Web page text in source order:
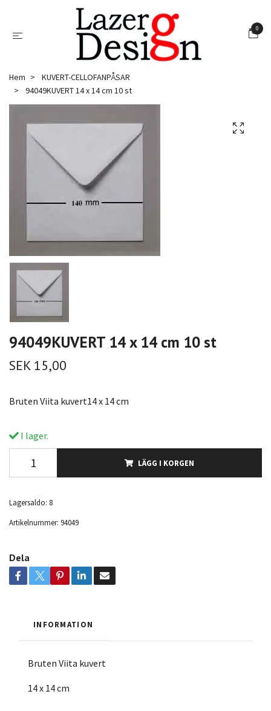
0
Hem
KUVERT-CELLOFANPÅSAR
94049KUVERT 14 x 14 cm 10 st
94049KUVERT 14 x 14 cm 10 st
SEK 15,00
Bruten Viita kuvert14 x 14 cm
I lager.
LÄGG I KORGEN
Lagersaldo: 8
Artikelnummer: 94049
Dela
INFORMATION
Bruten Viita kuvert
14 x 14 cm